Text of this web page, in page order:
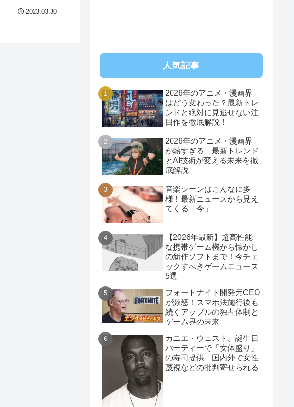
2023.03.30
人気記事
2026年のアニメ・漫画界
はどう変わった？最新トレ
ンドと絶対に見逃せない注
目作を徹底解説！
2026年のアニメ・漫画界
が熱すぎる！最新トレンド
とAI技術が変える未来を徹
底解説
音楽シーンはこんなに多
様！最新ニュースから見え
てくる「今」
【2026年最新】超高性能
な携帯ゲーム機から懐かし
の新作ソフトまで！今チェ
ックすべきゲームニュース
5選
フォートナイト開発元CEO
が激怒！スマホ法施行後も
続くアップルの独占体制と
ゲーム界の未来
カニエ・ウェスト、誕生日
パーティーで「女体盛り」
の寿司提供 国内外で女性
蔑視などの批判寄せられる